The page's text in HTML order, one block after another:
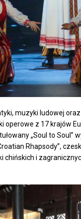
muzyki ludowej
z 17 krajów
„Soul to Soul”
Rhapsody”,
chińskich i